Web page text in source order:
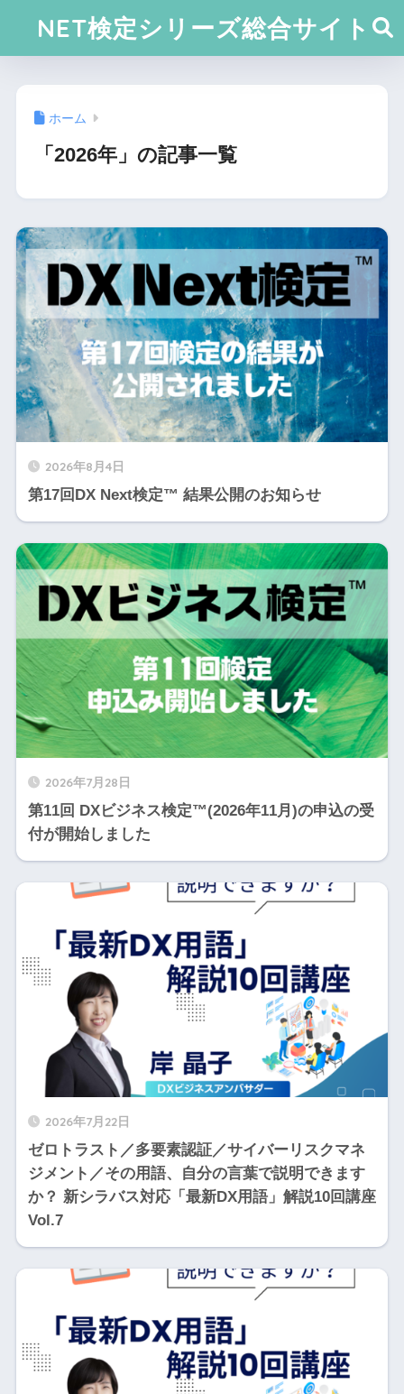
NET検定シリーズ総合サイト
ホーム
「2026年」の記事一覧
2026年8月4日
第17回DX Next検定™ 結果公開のお知らせ
2026年7月28日
第11回 DXビジネス検定™(2026年11月)の申込の受
付が開始しました
2026年7月22日
ゼロトラスト／多要素認証／サイバーリスクマネ
ジメント／その用語、自分の言葉で説明できます
か？ 新シラバス対応「最新DX用語」解説10回講座
Vol.7